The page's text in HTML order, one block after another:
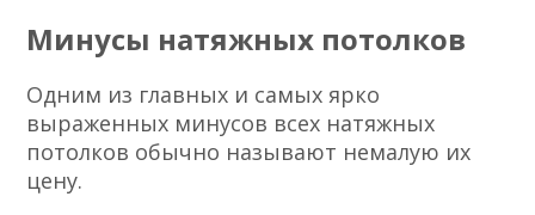
Минусы натяжных потолков
Одним из главных и самых ярко
выраженных минусов всех натяжных
потолков обычно называют немалую их
цену.